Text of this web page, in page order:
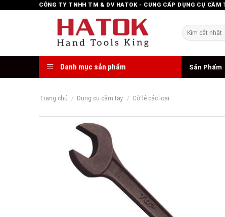
CÔNG TY TNHH TM & DV HATOK - CUNG CẤP DỤNG CỤ CẦM
Tìm
kiếm:
Danh mục sản phẩm Sản Phẩm
Trang chủ / Dụng cụ cầm tay / Cờ lê các loại.